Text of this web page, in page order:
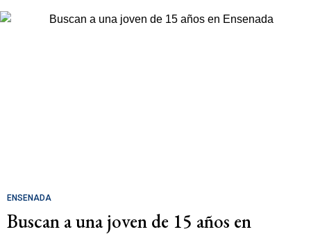
ENSENADA
Buscan a una joven de 15 años en